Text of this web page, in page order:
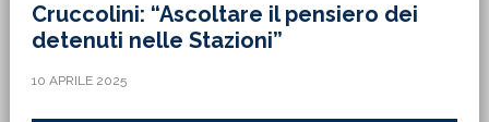
Cruccolini: “Ascoltare il pensiero dei
detenuti nelle Stazioni”
10 APRILE 2025